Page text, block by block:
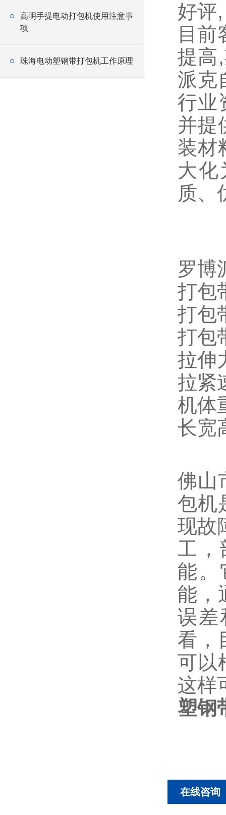
高明手提电动打包机使用注意事
项
珠海电动塑钢带打包机工作原理
好评
目
提高
派克
行业
并提
装材
大化
质、
罗博
打包
打包
打包
拉伸
拉紧
机体
长宽
佛山
包机
现故
工，
能。
能，
误差
看，
可以
这样
塑钢
在线咨询